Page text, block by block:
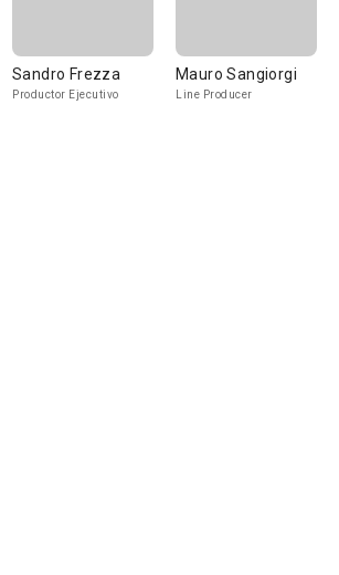
Sandro Frezza
Productor Ejecutivo
Mauro Sangiorgi
Line Producer